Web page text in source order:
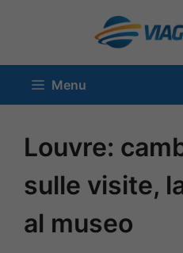
contenuto
Menu
Louvre:
sulle visite,
al museo